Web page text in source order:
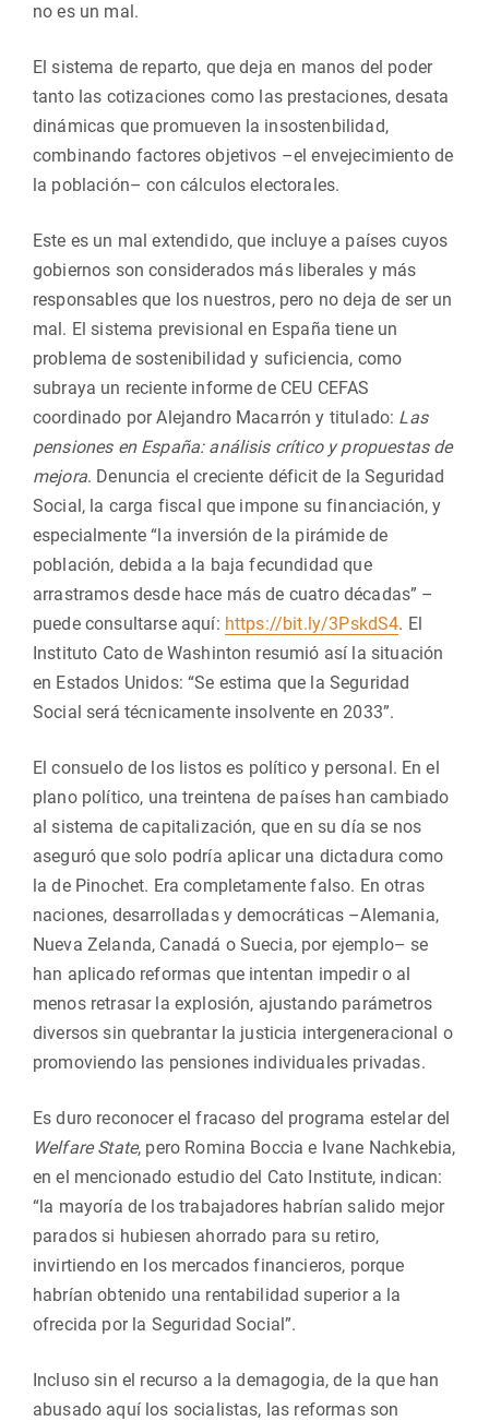
no es un mal.
El sistema de reparto, que deja en manos del poder
tanto las cotizaciones como las prestaciones, desata
dinámicas que promueven la insostenbilidad,
combinando factores objetivos –el envejecimiento de
la población– con cálculos electorales.
Este es un mal extendido, que incluye a países cuyos
gobiernos son considerados más liberales y más
responsables que los nuestros, pero no deja de ser un
mal. El sistema previsional en España tiene un
problema de sostenibilidad y suficiencia, como
subraya un reciente informe de CEU CEFAS
coordinado por Alejandro Macarrón y titulado: Las
pensiones en España: análisis crítico y propuestas de
mejora. Denuncia el creciente déficit de la Seguridad
Social, la carga fiscal que impone su financiación, y
especialmente “la inversión de la pirámide de
población, debida a la baja fecundidad que
arrastramos desde hace más de cuatro décadas” –
puede consultarse aquí: https://bit.ly/3PskdS4. El
Instituto Cato de Washinton resumió así la situación
en Estados Unidos: “Se estima que la Seguridad
Social será técnicamente insolvente en 2033”.
El consuelo de los listos es político y personal. En el
plano político, una treintena de países han cambiado
al sistema de capitalización, que en su día se nos
aseguró que solo podría aplicar una dictadura como
la de Pinochet. Era completamente falso. En otras
naciones, desarrolladas y democráticas –Alemania,
Nueva Zelanda, Canadá o Suecia, por ejemplo– se
han aplicado reformas que intentan impedir o al
menos retrasar la explosión, ajustando parámetros
diversos sin quebrantar la justicia intergeneracional o
promoviendo las pensiones individuales privadas.
Es duro reconocer el fracaso del programa estelar del
Welfare State, pero Romina Boccia e Ivane Nachkebia,
en el mencionado estudio del Cato Institute, indican:
“la mayoría de los trabajadores habrían salido mejor
parados si hubiesen ahorrado para su retiro,
invirtiendo en los mercados financieros, porque
habrían obtenido una rentabilidad superior a la
ofrecida por la Seguridad Social”.
Incluso sin el recurso a la demagogia, de la que han
abusado aquí los socialistas, las reformas son